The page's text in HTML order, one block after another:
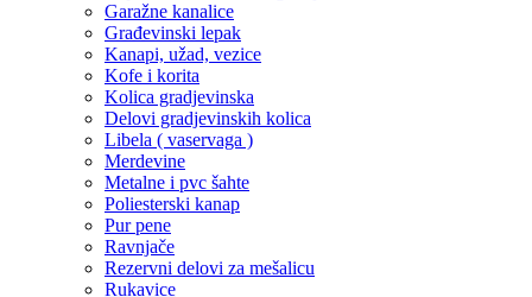
Garažne kanalice
Građevinski lepak
Kanapi, užad, vezice
Kofe i korita
Kolica gradjevinska
Delovi gradjevinskih kolica
Libela ( vaservaga )
Merdevine
Metalne i pvc šahte
Poliesterski kanap
Pur pene
Ravnjače
Rezervni delovi za mešalicu
Rukavice